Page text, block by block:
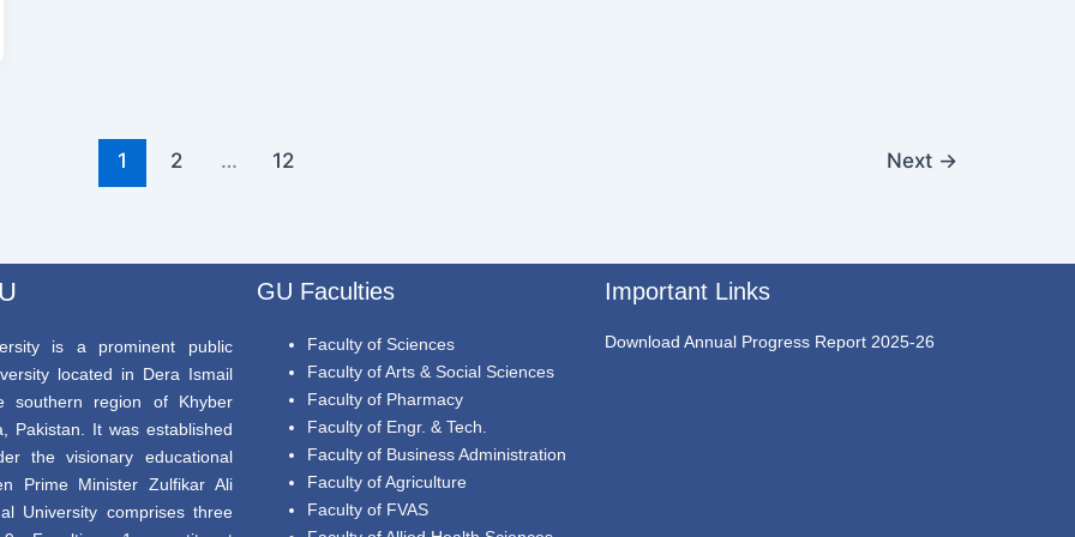
1 2 … 12 Next →
is a prominent public
located in Dera Ismail
southern region of Khyber
Pakistan. It was established
the visionary educational
Prime Minister Zulfikar Ali
University comprises three
GU Faculties
Faculty of Sciences
Faculty of Arts & Social Sciences
Faculty of Pharmacy
Faculty of Engr. & Tech.
Faculty of Business Administration
Faculty of Agriculture
Faculty of FVAS
Important Links
Download Annual Progress Report 2025-26